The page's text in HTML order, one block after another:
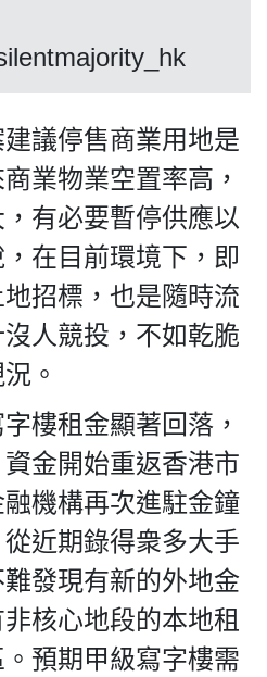
議停售商業用地是
業物業空置率高，
有必要暫停供應以
在目前環境下，即
招標，也是隨時流
人競投，不如乾脆
。
樓租金顯著回落，
金開始重返香港市
機構再次進駐金鐘
近期錄得衆多大手
發現有新的外地金
核心地段的本地租
預期甲級寫字樓需